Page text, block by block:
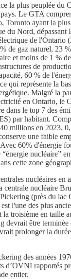
la plus peuplée du
Le GTA
Toronto ayant la
du Nord, dépassant
de l'Ontario
de gaz naturel, 23
et moins de 1 %
de
60 % de
qui représente la
Malgré la
en Ontario, le
dans le top 7 des
par habitant.
millions en 2023,
une faible
60% d'énergie
nucléaire”
cette zone
nucléaires en
centrale nucléaire
(près du lac
l'une des plus
la troisième en taille
devrait être
prolonger la
des années
d’OVNI rapportés
entier.